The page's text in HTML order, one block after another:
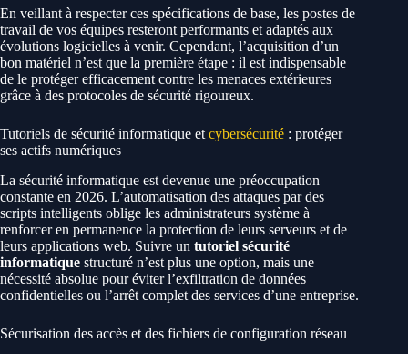
En veillant à respecter ces spécifications de base, les postes de
travail de vos équipes resteront performants et adaptés aux
évolutions logicielles à venir. Cependant, l’acquisition d’un
bon matériel n’est que la première étape : il est indispensable
de le protéger efficacement contre les menaces extérieures
grâce à des protocoles de sécurité rigoureux.
Tutoriels de sécurité informatique et cybersécurité : protéger
ses actifs numériques
La sécurité informatique est devenue une préoccupation
constante en 2026. L’automatisation des attaques par des
scripts intelligents oblige les administrateurs système à
renforcer en permanence la protection de leurs serveurs et de
leurs applications web. Suivre un tutoriel sécurité
informatique structuré n’est plus une option, mais une
nécessité absolue pour éviter l’exfiltration de données
confidentielles ou l’arrêt complet des services d’une entreprise.
Sécurisation des accès et des fichiers de configuration réseau